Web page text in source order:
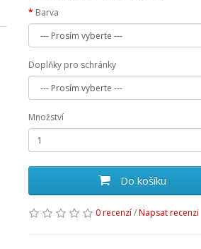
Barva
Doplňky pro schránky
Množství
Do košíku
0 recenzí/Napsat recenzi